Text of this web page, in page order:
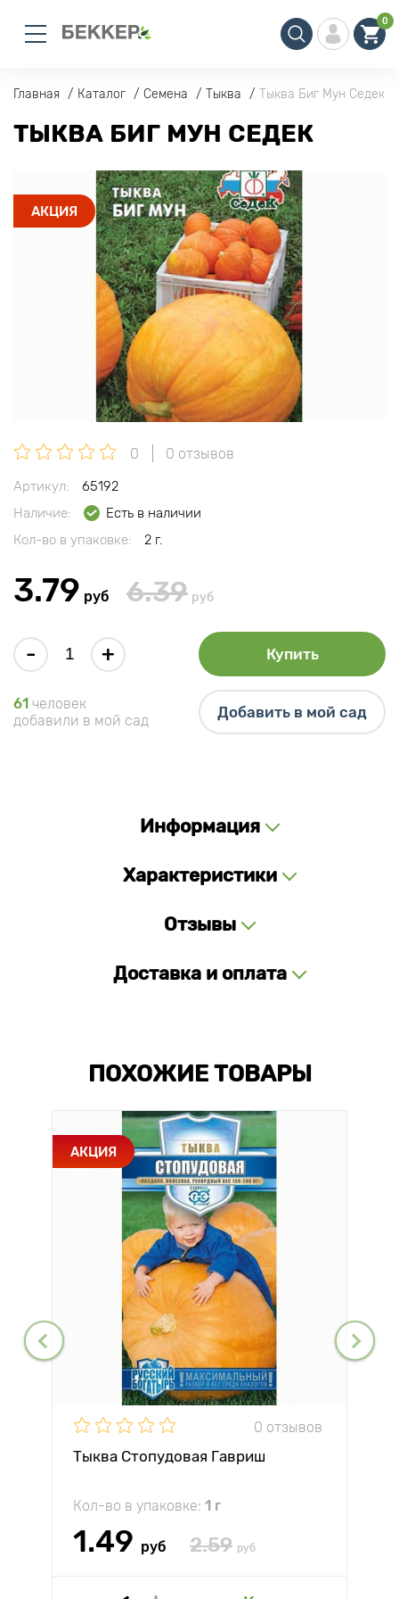
0
Главная Каталог Семена Тыква Тыква Биг Мун Седек
ТЫКВА БИГ МУН СЕДЕК
АКЦИЯ
0 0 отзывов
Артикул:
65192
Наличие:
Есть в наличии
Кол-во в упаковке:
2 г.
3.79 руб 6.39 руб
- + Купить
61 человек
добавили в мой сад
Добавить в мой сад
Информация
Характеристики
Отзывы
Доставка и оплата
ПОХОЖИЕ ТОВАРЫ
АКЦИЯ
0 отзывов
Тыква Стопудовая Гавриш
Кол-во в упаковке: 1 г
1.49 руб 2.59 руб